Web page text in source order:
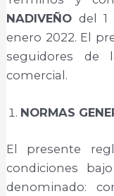
NADIVEÑOdel 1
enero 2022. El
seguidores de
comercial.
NORMAS
El presente
condiciones
denominado: